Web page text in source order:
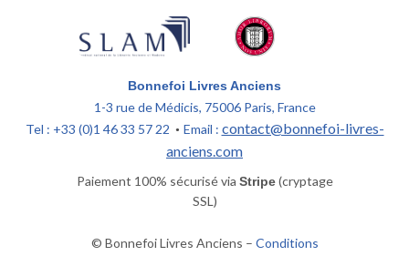
Bonnefoi Livres Anciens
1-3 rue de Médicis, 75006 Paris, France
Tel : +33 (0)1 46 33 57 22 • Email : contact@bonnefoi-livres-
anciens.com
Paiement 100% sécurisé via Stripe(cryptage
SSL)
© Bonnefoi Livres Anciens – Conditions